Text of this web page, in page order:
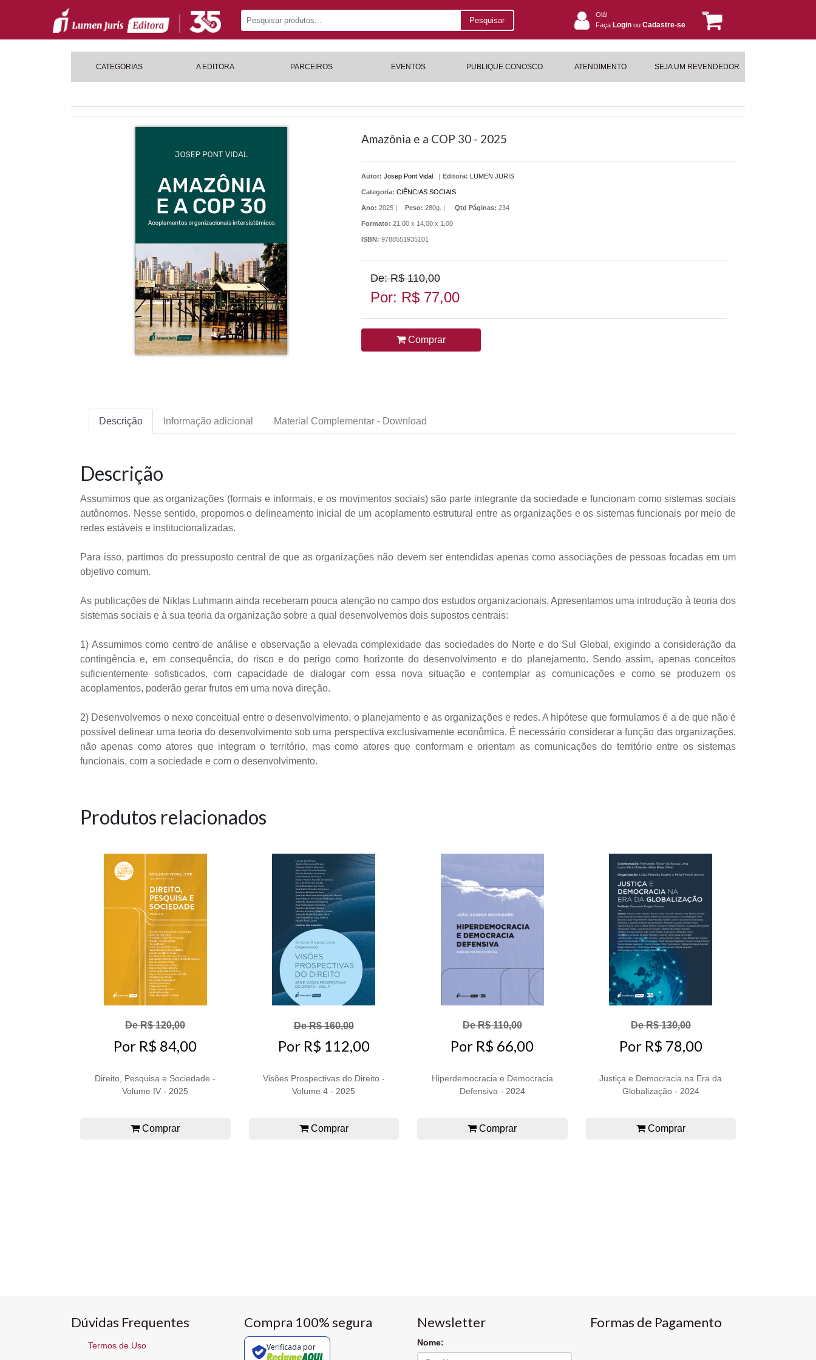
Pesquisar
Olá!
Faça Login ou Cadastre-se
CATEGORIAS A EDITORA PARCEIROS EVENTOS PUBLIQUE CONOSCO ATENDIMENTO SEJA UM REVENDEDOR
Amazônia e a COP 30 - 2025
Autor: Josep Pont Vidal | Editora: LUMEN JURIS
Categoria: CIÊNCIAS SOCIAIS
Ano: 2025 | Peso: 280g. | Qtd Páginas: 234
Formato: 21,00 x 14,00 x 1,00
ISBN: 9788551935101
De: R$ 110,00
Por: R$ 77,00
Comprar
Descrição Informação adicional Material Complementar - Download
Descrição
Assumimos que as organizações (formais e informais, e os movimentos sociais) são parte integrante da sociedade e funcionam como sistemas sociais
autônomos. Nesse sentido, propomos o delineamento inicial de um acoplamento estrutural entre as organizações e os sistemas funcionais por meio de
redes estáveis e institucionalizadas.
Para isso, partimos do pressuposto central de que as organizações não devem ser entendidas apenas como associações de pessoas focadas em um
objetivo comum.
As publicações de Niklas Luhmann ainda receberam pouca atenção no campo dos estudos organizacionais. Apresentamos uma introdução à teoria dos
sistemas sociais e à sua teoria da organização sobre a qual desenvolvemos dois supostos centrais:
1) Assumimos como centro de análise e observação a elevada complexidade das sociedades do Norte e do Sul Global, exigindo a consideração da
contingência e, em consequência, do risco e do perigo como horizonte do desenvolvimento e do planejamento. Sendo assim, apenas conceitos
suficientemente sofisticados, com capacidade de dialogar com essa nova situação e contemplar as comunicações e como se produzem os
acoplamentos, poderão gerar frutos em uma nova direção.
2) Desenvolvemos o nexo conceitual entre o desenvolvimento, o planejamento e as organizações e redes. A hipótese que formulamos é a de que não é
possível delinear uma teoria do desenvolvimento sob uma perspectiva exclusivamente econômica. É necessário considerar a função das organizações,
não apenas como atores que integram o território, mas como atores que conformam e orientam as comunicações do território entre os sistemas
funcionais, com a sociedade e com o desenvolvimento.
Produtos relacionados
De R$ 120,00
Por R$ 84,00
Direito, Pesquisa e Sociedade -
Volume IV - 2025
Comprar
De R$ 160,00
Por R$ 112,00
Visões Prospectivas do Direito -
Volume 4 - 2025
Comprar
De R$ 110,00
Por R$ 66,00
Hiperdemocracia e Democracia
Defensiva - 2024
Comprar
De R$ 130,00
Por R$ 78,00
Justiça e Democracia na Era da
Globalização - 2024
Comprar
Dúvidas Frequentes
Termos de Uso
Compra 100% segura
Verificada por
Newsletter
Nome:
Formas de Pagamento